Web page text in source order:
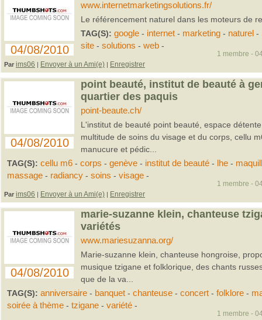
04/08/2010
www.internetmarketingsolutions.fr/
Le référencement naturel dans les moteurs de
TAG(S): google- internet- marketing- naturel -
site- solutions - web -
Par ims06 | Envoyer à un Ami(e) | Enregistrer
1 membre -
04/08/2010
point beauté, institut de beauté à
quartier des paquis
point-beaute.ch/
L'institut de beauté point beauté, espace
multitude de soins du visage et du corps, cellu
manucure et pédic...
TAG(S): cellu m6 - corps - genève - institut de beauté - lhe -
massage - radiancy - soins - visage -
Par ims06 | Envoyer à un Ami(e) | Enregistrer
1 membre -
04/08/2010
marie-suzanne klein, chanteuse
variétés
www.mariesuzanna.org/
Marie-suzanne klein, chanteuse hongroise,
musique tzigane et folklorique, des chants
que de la va...
TAG(S): anniversaire - banquet - chanteuse - concert - folklore -
soirée à thème - tzigane - variété -
1 membre -